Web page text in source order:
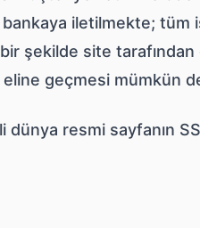
iletilmekte; tüm
şekilde site
geçmesi mümkün
dünya resmi sayfanın